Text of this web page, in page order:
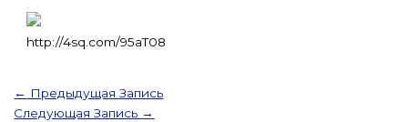
http://4sq.com/95aT08
← Предыдущая Запись
Следующая Запись →